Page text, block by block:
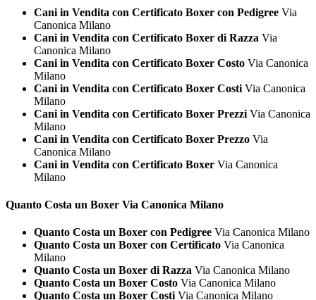
Cani in Vendita con Certificato Boxer con Pedigree Via
Canonica Milano
Cani in Vendita con Certificato Boxer di Razza Via
Canonica Milano
Cani in Vendita con Certificato Boxer Costo Via Canonica
Milano
Cani in Vendita con Certificato Boxer Costi Via Canonica
Milano
Cani in Vendita con Certificato Boxer Prezzi Via Canonica
Milano
Cani in Vendita con Certificato Boxer Prezzo Via
Canonica Milano
Cani in Vendita con Certificato Boxer Via Canonica
Milano
Quanto Costa un Boxer Via Canonica Milano
Quanto Costa un Boxer con Pedigree Via Canonica Milano
Quanto Costa un Boxer con Certificato Via Canonica
Milano
Quanto Costa un Boxer di Razza Via Canonica Milano
Quanto Costa un Boxer Costo Via Canonica Milano
Quanto Costa un Boxer Costi Via Canonica Milano